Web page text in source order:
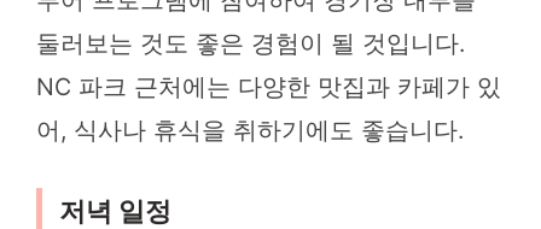
둘러보는 것도 좋은 경험이 될 것입니다.
NC 파크 근처에는 다양한 맛집과 카페가 있
어, 식사나 휴식을 취하기에도 좋습니다.
저녁 일정